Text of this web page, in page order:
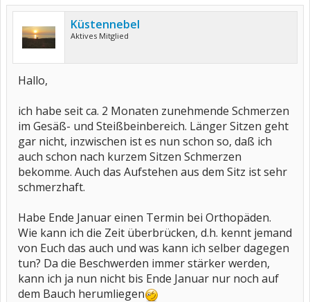
Küstennebel
Aktives Mitglied
Hallo,
ich habe seit ca. 2 Monaten zunehmende Schmerzen
im Gesäß- und Steißbeinbereich. Länger Sitzen geht
gar nicht, inzwischen ist es nun schon so, daß ich
auch schon nach kurzem Sitzen Schmerzen
bekomme. Auch das Aufstehen aus dem Sitz ist sehr
schmerzhaft.
Habe Ende Januar einen Termin bei Orthopäden.
Wie kann ich die Zeit überbrücken, d.h. kennt jemand
von Euch das auch und was kann ich selber dagegen
tun? Da die Beschwerden immer stärker werden,
kann ich ja nun nicht bis Ende Januar nur noch auf
dem Bauch herumliegen